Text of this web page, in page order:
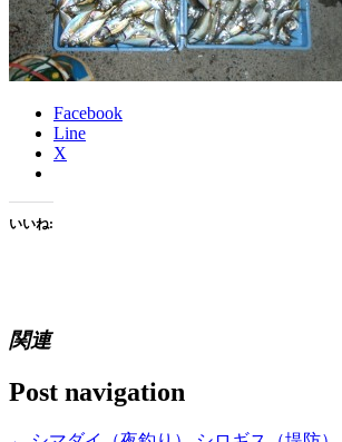
Facebook
Line
X
いいね:
関連
Post navigation